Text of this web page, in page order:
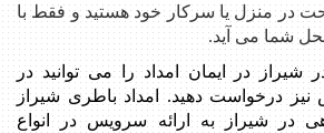
در منزل یا سرکار خود هستید و فقط با
شما می آید.
شیراز در ایمان امداد را می توانید در
درخواست دهید. امداد باطری شیراز
در شیراز به ارائه سرویس در انواع